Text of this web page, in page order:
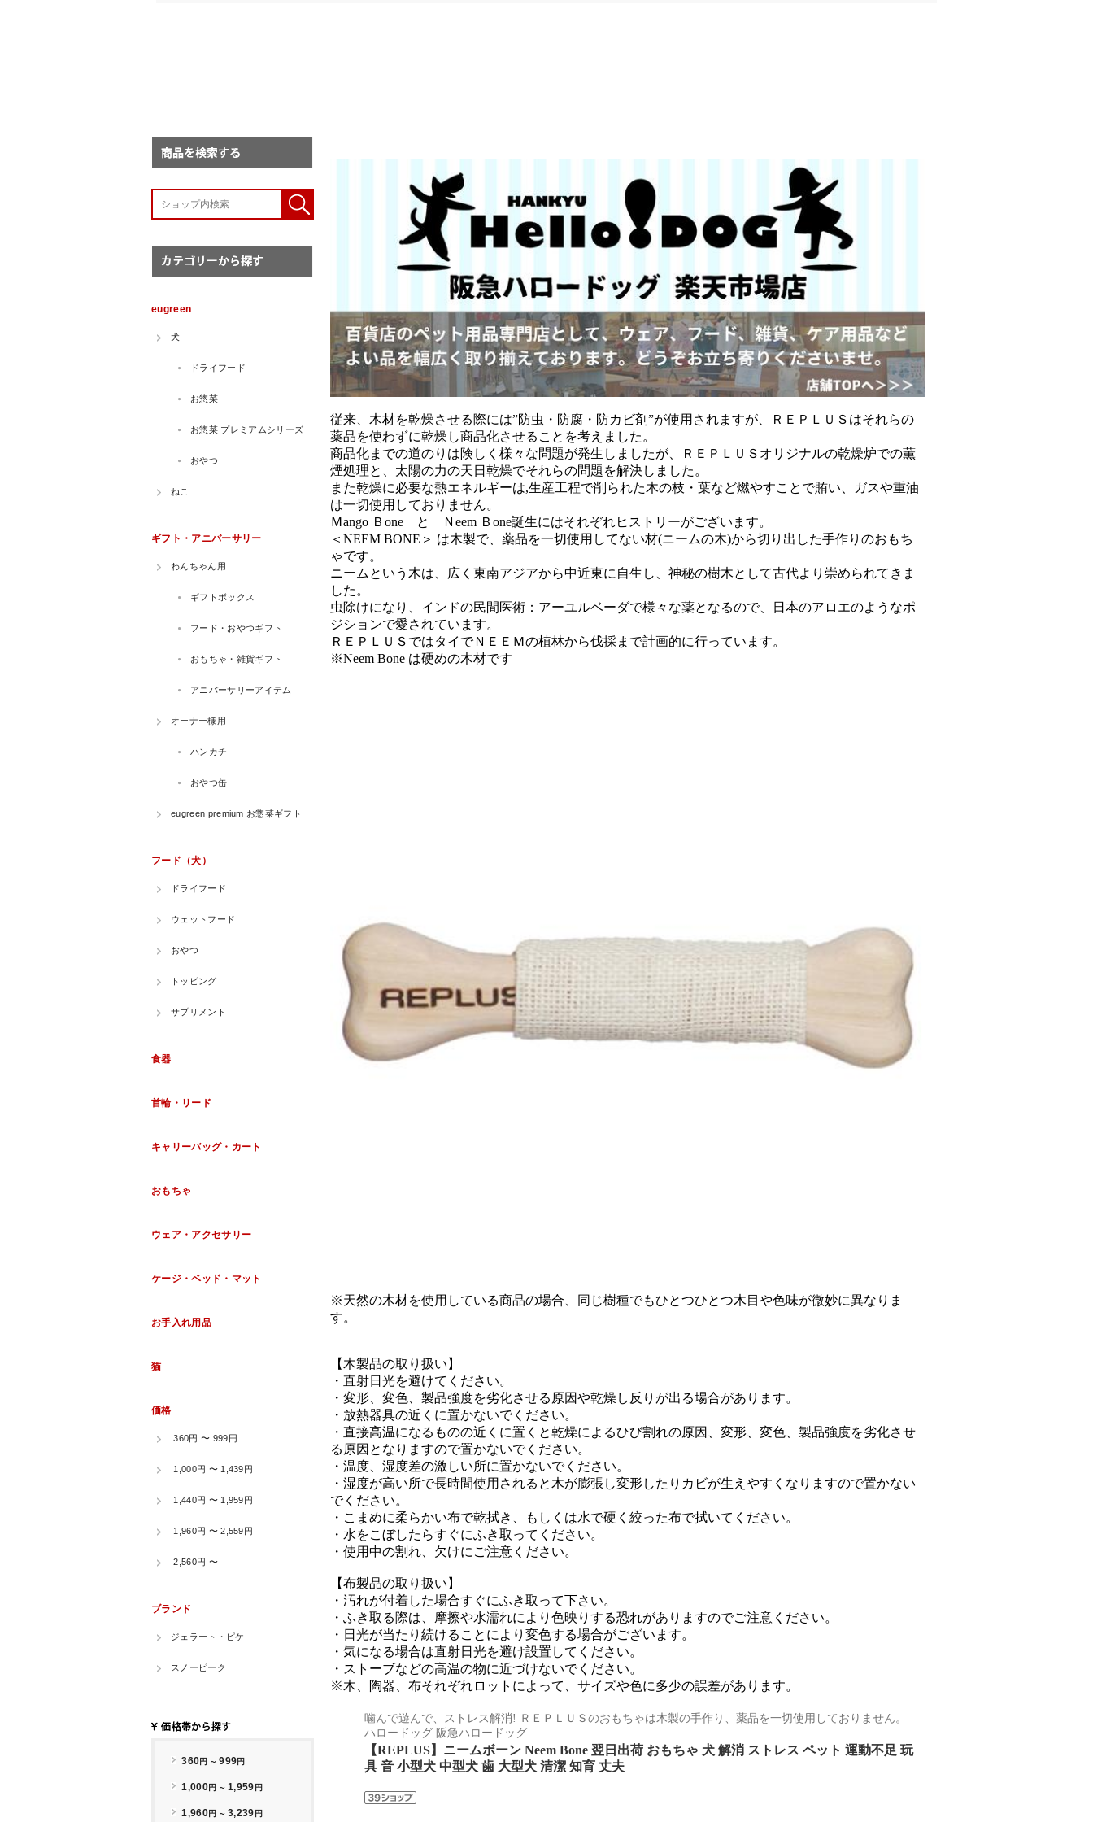
従来、木材を乾燥させる際には”防虫・防腐・防カビ剤”が使用されますが、ＲＥＰＬＵＳはそれらの
薬品を使わずに乾燥し商品化させることを考えました。
商品化までの道のりは険しく様々な問題が発生しましたが、ＲＥＰＬＵＳオリジナルの乾燥炉での薫
煙処理と、太陽の力の天日乾燥でそれらの問題を解決しました。
また乾燥に必要な熱エネルギーは,生産工程で削られた木の枝・葉など燃やすことで賄い、ガスや重油
は一切使用しておりません。
Ｍango Ｂone と Ｎeem Ｂone誕生にはそれぞれヒストリーがございます。
＜NEEM BONE＞ は木製で、薬品を一切使用してない材(ニームの木)から切り出した手作りのおもち
ゃです。
ニームという木は、広く東南アジアから中近東に自生し、神秘の樹木として古代より崇められてきま
した。
虫除けになり、インドの民間医術：アーユルベーダで様々な薬となるので、日本のアロエのようなポ
ジションで愛されています。
ＲＥＰＬＵＳではタイでＮＥＥＭの植林から伐採まで計画的に行っています。
※Neem Bone は硬めの木材です
※天然の木材を使用している商品の場合、同じ樹種でもひとつひとつ木目や色味が微妙に異なりま
す。
【木製品の取り扱い】
・直射日光を避けてください。
・変形、変色、製品強度を劣化させる原因や乾燥し反りが出る場合があります。
・放熱器具の近くに置かないでください。
・直接高温になるものの近くに置くと乾燥によるひび割れの原因、変形、変色、製品強度を劣化させ
る原因となりますので置かないでください。
・温度、湿度差の激しい所に置かないでください。
・湿度が高い所で長時間使用されると木が膨張し変形したりカビが生えやすくなりますので置かない
でください。
・こまめに柔らかい布で乾拭き、もしくは水で硬く絞った布で拭いてください。
・水をこぼしたらすぐにふき取ってください。
・使用中の割れ、欠けにご注意ください。
【布製品の取り扱い】
・汚れが付着した場合すぐにふき取って下さい。
・ふき取る際は、摩擦や水濡れにより色映りする恐れがありますのでご注意ください。
・日光が当たり続けることにより変色する場合がございます。
・気になる場合は直射日光を避け設置してください。
・ストーブなどの高温の物に近づけないでください。
※木、陶器、布それぞれロットによって、サイズや色に多少の誤差があります。
噛んで遊んで、ストレス解消! ＲＥＰＬＵＳのおもちゃは木製の手作り、薬品を一切使用しておりません。
ハロードッグ 阪急ハロードッグ
【REPLUS】ニームボーン Neem Bone 翌日出荷 おもちゃ 犬 解消 ストレス ペット 運動不足 玩
具 音 小型犬 中型犬 歯 大型犬 清潔 知育 丈夫